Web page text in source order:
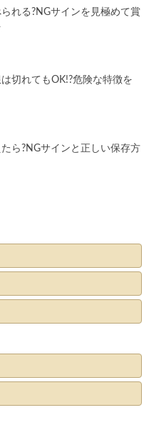
れる?NGサインを見極めて賞
切れてもOK!?危険な特徴を
ら?NGサインと正しい保存方